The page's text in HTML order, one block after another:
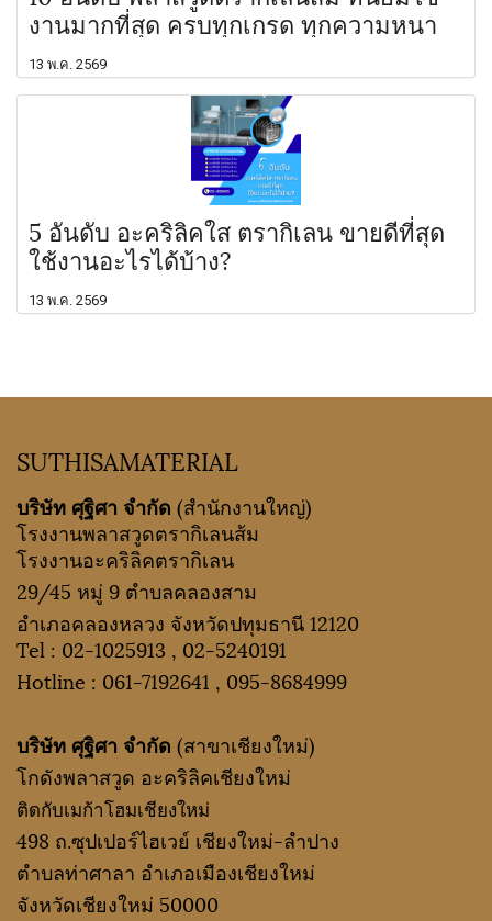
งานมากที่สุด ครบทุกเกรด ทุกความหนา
13 พ.ค. 2569
5 อันดับ อะคริลิคใส ตรากิเลน ขายดีที่สุด
ใช้งานอะไรได้บ้าง?
13 พ.ค. 2569
SUTHISAMATERIAL
บริษัท ศุฐิศา จำกัด (สำนักงานใหญ่)
โรงงานพลาสวูดตรากิเลนส้ม
โรงงานอะคริลิคตรากิเลน
29/45 หมู่ 9 ตำบลคลองสาม
อำเภอคลองหลวง จังหวัดปทุมธานี 12120
Tel : 02-1025913 , 02-5240191
Hotline : 061-7192641 , 095-8684999
บริษัท ศุฐิศา จำกัด (สาขาเชียงใหม่)
โกดังพลาสวูด อะคริลิคเชียงใหม่
ติดกับเมก้าโฮมเชียงใหม่
498 ถ.ซุปเปอร์ไฮเวย์ เชียงใหม่-ลำปาง
ตำบลท่าศาลา อำเภอเมืองเชียงใหม่
จังหวัดเชียงใหม่ 50000